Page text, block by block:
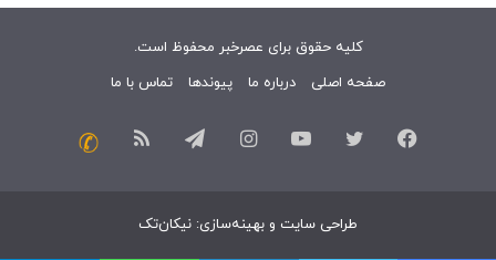
کلیه حقوق برای عصرخبر محفوظ است.
صفحه اصلی
درباره ما پیوندها تماس با ما
فیسبوک توییتر یوتیوب اینستاگرامتلگرام خوراک
طراحی سایت و بهینه‌سازی: نیکان‌تک